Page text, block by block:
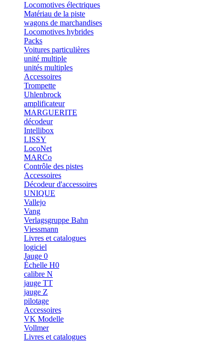
Locomotives électriques
Matériau de la piste
wagons de marchandises
Locomotives hybrides
Packs
Voitures particulières
unité multiple
unités multiples
Accessoires
Trompette
Uhlenbrock
amplificateur
MARGUERITE
décodeur
Intellibox
LISSY
LocoNet
MARCo
Contrôle des pistes
Accessoires
Décodeur d'accessoires
UNIQUE
Vallejo
Vang
Verlagsgruppe Bahn
Viessmann
Livres et catalogues
logiciel
Jauge 0
Échelle H0
calibre N
jauge TT
jauge Z
pilotage
Accessoires
VK Modelle
Vollmer
Livres et catalogues